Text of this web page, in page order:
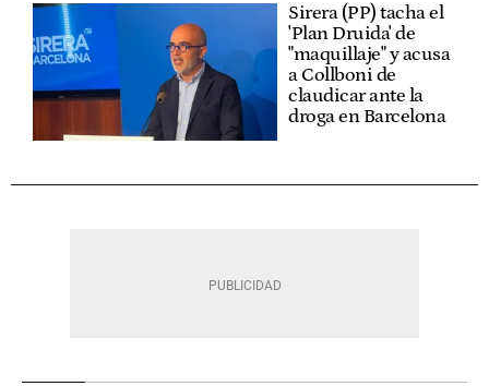
Sirera (PP) tacha el
'Plan Druida' de
"maquillaje" y acusa
a Collboni de
claudicar ante la
droga en Barcelona